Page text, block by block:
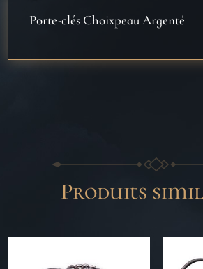
Porte-clés Choixpeau Argenté
Produits